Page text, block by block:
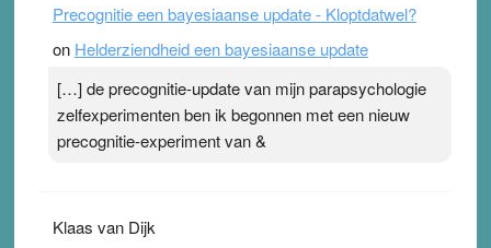
Precognitie een bayesiaanse update - Kloptdatwel?
on Helderziendheid een bayesiaanse update
[…] de precognitie-update van mijn parapsychologie
zelfexperimenten ben ik begonnen met een nieuw
precognitie-experiment van &
Klaas van Dijk